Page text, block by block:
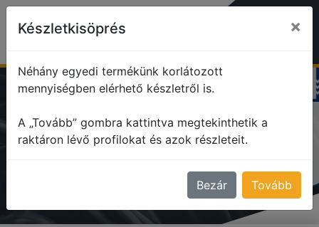
profile Korona profilok
Készletkisöprés ×
Néhány egyedi termékünk korlátozott
mennyiségben elérhető készletről is.
A „Tovább” gombra kattintva megtekinthetik a
raktáron lévő profilokat és azok részleteit.
Bezár Tovább